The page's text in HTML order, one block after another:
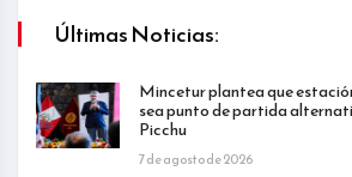
Últimas Noticias:
Mincetur plantea que
sea punto de partida
Picchu
7 de agosto de 2026